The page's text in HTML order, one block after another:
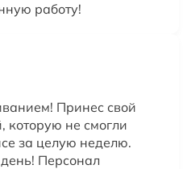
работу!
Принес свой
которую не смогли
за целую неделю.
Персонал